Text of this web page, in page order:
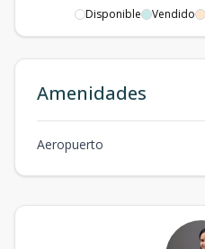
Disponible Vendido
Amenidades
Aeropuerto